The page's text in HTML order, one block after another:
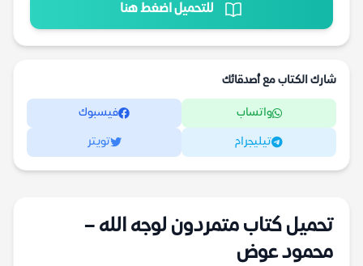
للتحميل اضغط هنا
شارك الكتاب مع أصدقائك
واتساب فيسبوك
تيليجرام تويتر
تحميل كتاب متمردون لوجه الله –
محمود عوض